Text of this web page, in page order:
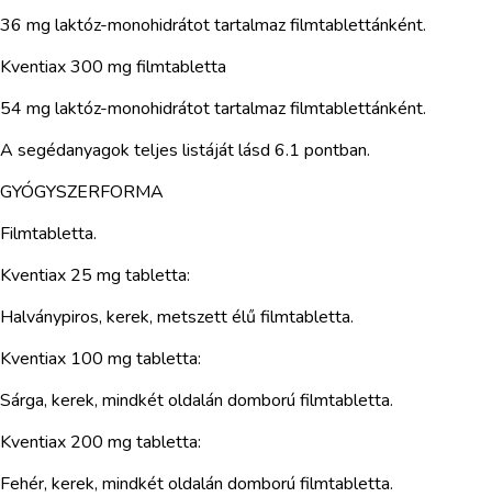
36 mg laktóz-monohidrátot tartalmaz filmtablettánként.
Kventiax 300 mg filmtabletta
54 mg laktóz-monohidrátot tartalmaz filmtablettánként.
A segédanyagok teljes listáját lásd 6.1 pontban.
GYÓGYSZERFORMA
Filmtabletta.
Kventiax 25 mg tabletta:
Halványpiros, kerek, metszett élű filmtabletta.
Kventiax 100 mg tabletta:
Sárga, kerek, mindkét oldalán domború filmtabletta.
Kventiax 200 mg tabletta:
Fehér, kerek, mindkét oldalán domború filmtabletta.